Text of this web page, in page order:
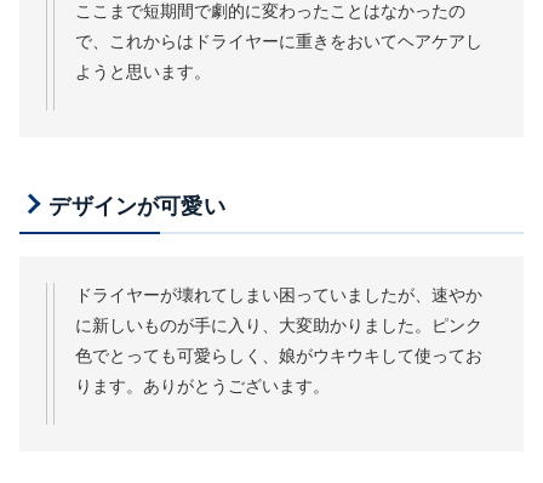
ここまで短期間で劇的に変わったことはなかったの
で、これからはドライヤーに重きをおいてヘアケアし
ようと思います。
デザインが可愛い
ドライヤーが壊れてしまい困っていましたが、速やか
に新しいものが手に入り、大変助かりました。ピンク
色でとっても可愛らしく、娘がウキウキして使ってお
ります。ありがとうございます。